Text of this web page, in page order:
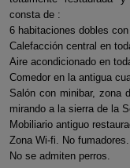
consta de :
6 habitaciones dobles
Calefacción central en
Aire acondicionado en
Comedor en la antigua
Salón con minibar, zona
mirando a la sierra de la
Mobiliario antiguo
Zona Wi-fi. No fumadores.
No se admiten perros.